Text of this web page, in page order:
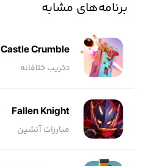
برنامه‌های مشابه
Castle Crumble
تخریب خلاقانه
Fallen Knight
مبارزات آتشین